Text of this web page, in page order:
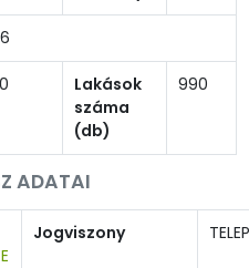
Lakások
száma
(db)
990
ADATAI
Jogviszony